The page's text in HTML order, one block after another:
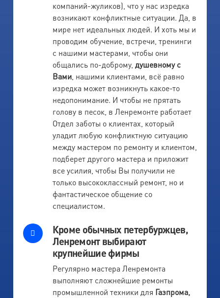
компаний-жуликов), что у нас изредка
возникают конфликтные ситуации. Да, в
мире нет идеальных людей. И хоть мы и
проводим обучение, встречи, тренинги
с нашими мастерами, чтобы они
общались по-доброму, душевному с
Вами, нашими клиентами, всё равно
изредка может возникнуть какое-то
недопонимание. И чтобы не прятать
голову в песок, в Ленремонте работает
Отдел заботы о клиентах, который
уладит любую конфликтную ситуацию
между мастером по ремонту и клиентом,
подберет другого мастера и приложит
все усилия, чтобы Вы получили не
только высококлассный ремонт, но и
фантастическое общение со
специалистом.
Кроме обычных петербуржцев,
Ленремонт выбирают
крупнейшие фирмы
Регулярно мастера Ленремонта
выполняют сложнейшие ремонты
промышленной техники для Газпрома,